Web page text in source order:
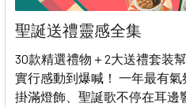
聖誕送禮靈感全集
30款精選禮物＋2大送禮套装幫
實行感動到爆喊！ 一年最有
掛滿燈飾、聖誕歌不停在耳邊